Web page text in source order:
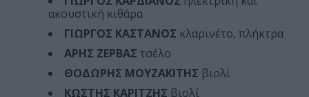
ακουστική κιθάρα
ΓΙΩΡΓΟΣ ΚΑΣΤΑΝΟΣ κλαρινέτο, πλήκτρα
ΑΡΗΣ ΖΕΡΒΑΣ τσέλο
ΘΟΔΩΡΗΣ ΜΟΥΖΑΚΙΤΗΣ βιολί
ΚΩΣΤΗΣ ΚΑΡΙΤΖΗΣ βιολί